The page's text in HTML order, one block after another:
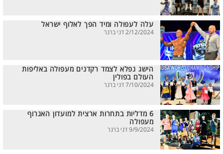
עלה לעפולה ומיד הפך לאלוף ישראל
2/12/2024 דני ברנר
הישג נפלא לצמד רקדנים מעפולה באליפות
העולם בפולין
7/10/2024 דני ברנר
6 מדליות בתחרות ארצית למועדון האגרוף
מעפולה
9/9/2024 דני ברנר